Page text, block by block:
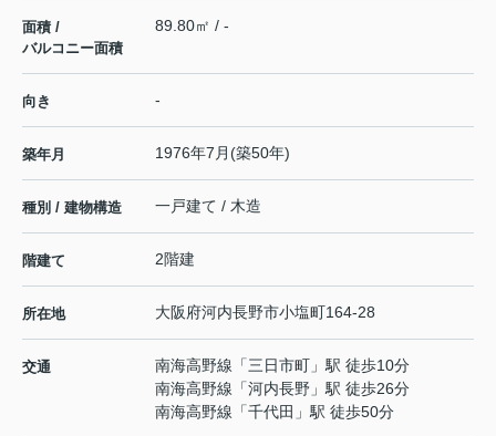
面積 /
バルコニー面積
89.80㎡ / -
向き -
築年月 1976年7月(築50年)
種別 / 建物構造 一戸建て / 木造
階建て 2階建
所在地 大阪府河内長野市小塩町164-28
交通 南海高野線 「三日市町 」駅 徒歩10分
南海高野線 「河内長野 」駅 徒歩26分
南海高野線 「千代田 」駅 徒歩50分